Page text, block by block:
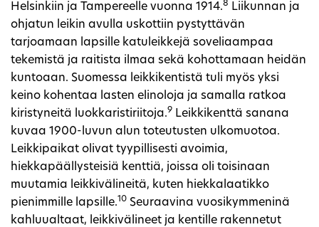
Helsinkiin ja Tampereelle vuonna 1914.8
Liikunnan ja
ohjatun leikin avulla uskottiin pystyttävän
tarjoamaan lapsille katuleikkejä soveliaampaa
tekemistä ja raitista ilmaa sekä kohottamaan heidän
kuntoaan. Suomessa leikkikentistä tuli myös yksi
keino kohentaa lasten elinoloja ja samalla ratkoa
kiristyneitä luokkaristiriitoja.9 Leikkikenttä sanana
kuvaa 1900-luvun alun toteutusten ulkomuotoa.
Leikkipaikat olivat tyypillisesti avoimia,
hiekkapäällysteisiä kenttiä, joissa oli toisinaan
muutamia leikkivälineitä, kuten hiekkalaatikko
pienimmille lapsille.10 Seuraavina vuosikymmeninä
kahluualtaat, leikkivälineet ja kentille rakennetut